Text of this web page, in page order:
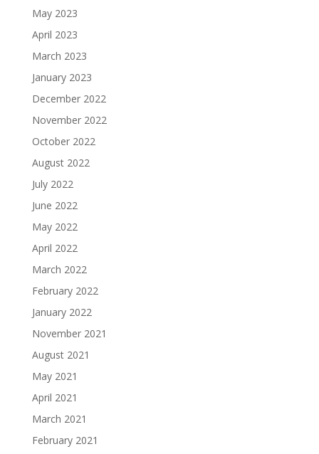
May 2023
April 2023
March 2023
January 2023
December 2022
November 2022
October 2022
August 2022
July 2022
June 2022
May 2022
April 2022
March 2022
February 2022
January 2022
November 2021
August 2021
May 2021
April 2021
March 2021
February 2021